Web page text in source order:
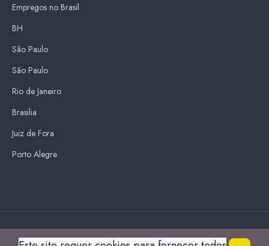
Empregos no Brasil
BH
São Paulo
São Paulo
Rio de Janeiro
Brasilia
Juiz de Fora
Porto Alegre
Blue Sky